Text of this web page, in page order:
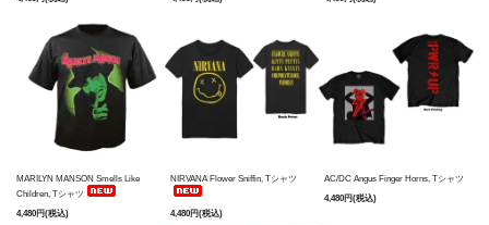
MARILYN MANSON Smells Like
Children, Tシャツ
4,480円(税込)
NIRVANA Flower Sniffin, Tシャツ
4,480円(税込)
AC/DC Angus Finger Horns, Tシャツ
4,480円(税込)